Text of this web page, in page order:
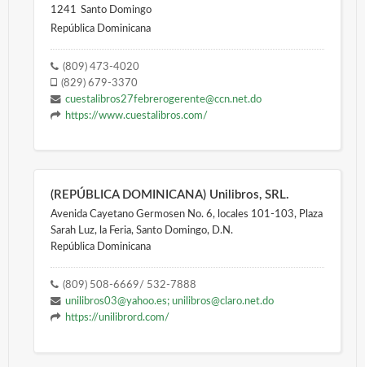
1241 Santo Domingo
República Dominicana
(809) 473-4020
(829) 679-3370
cuestalibros27febrerogerente@ccn.net.do
https://www.cuestalibros.com/
(REPÚBLICA DOMINICANA) Unilibros, SRL.
Avenida Cayetano Germosen No. 6, locales 101-103, Plaza
Sarah Luz, la Feria, Santo Domingo, D.N.
República Dominicana
(809) 508-6669/ 532-7888
unilibros03@yahoo.es; unilibros@claro.net.do
https://unilibrord.com/